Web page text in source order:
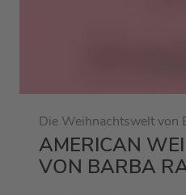
Die Weihnachtswelt von
AMERICAN
VON BARBA